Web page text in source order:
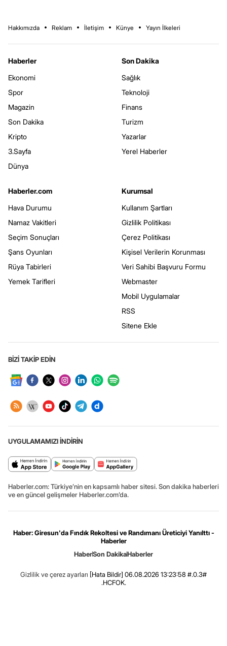
Hakkımızda Reklam İletişim Künye Yayın İlkeleri
Haberler
Ekonomi
Spor
Magazin
Son Dakika
Kripto
3.Sayfa
Dünya
Son Dakika
Sağlık
Teknoloji
Finans
Turizm
Yazarlar
Yerel Haberler
Haberler.com
Hava Durumu
Namaz Vakitleri
Seçim Sonuçları
Şans Oyunları
Rüya Tabirleri
Yemek Tarifleri
Kurumsal
Kullanım Şartları
Gizlilik Politikası
Çerez Politikası
Kişisel Verilerin Korunması
Veri Sahibi Başvuru Formu
Webmaster
Mobil Uygulamalar
RSS
Sitene Ekle
BİZİ TAKİP EDİN
UYGULAMAMIZI İNDİRİN
Haberler.com: Türkiye’nin en kapsamlı haber sitesi. Son dakika haberleri
ve en güncel gelişmeler Haberler.com’da.
Haber: Giresun'da Fındık Rekoltesi ve Randımanı Üreticiyi Yanılttı -
Haberler
HaberSon DakikaHaberler
Gizlilik ve çerez ayarları [Hata Bildir] 06.08.2026 13:23:58 #.0.3#
.HCFOK.